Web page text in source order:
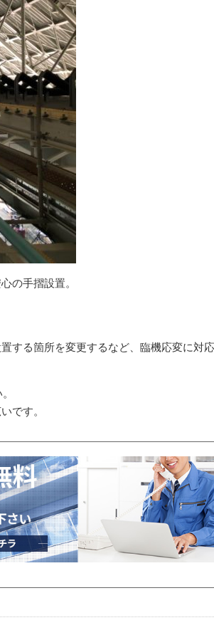
の手摺設置。
する箇所を変更するなど、臨機応変に対
です。